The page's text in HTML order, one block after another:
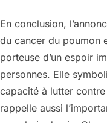
En conclusion,
du cancer du poumon
porteuse d’un espoir
personnes. Elle
capacité à lutter
rappelle aussi